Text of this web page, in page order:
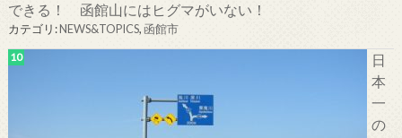
できる！ 函館山にはヒグマがいない！
カテゴリ:NEWS&TOPICS,函館市
日
本
一
の